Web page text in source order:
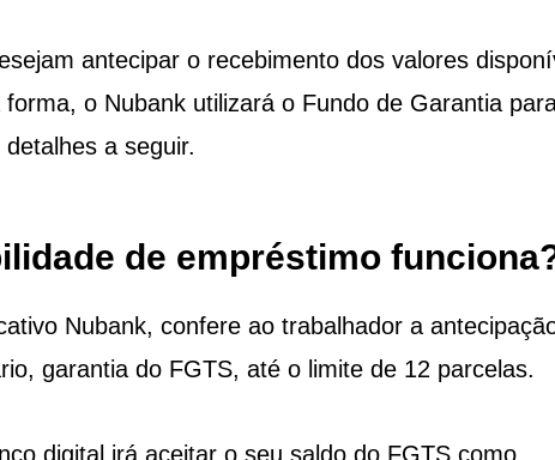
antecipar o recebimento dos valores
o Nubank utilizará o Fundo de Garantia
a seguir.
de empréstimo
Nubank, confere ao trabalhador a
garantia do FGTS, até o limite de 12 parcelas.
digital irá aceitar o seu saldo do FGTS como